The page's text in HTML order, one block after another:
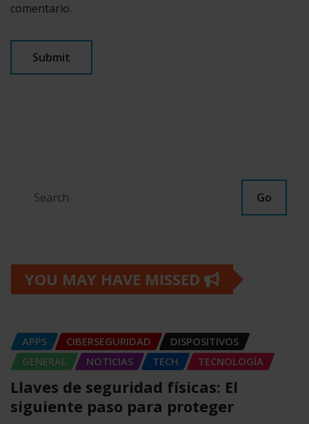
comentario.
Go
YOU MAY HAVE MISSED
APPS CIBERSEGURIDAD
DISPOSITIVOS
GENERAL
NOTICIAS TECH TECNOLOGÍA
Llaves de seguridad físicas: El
siguiente paso para proteger